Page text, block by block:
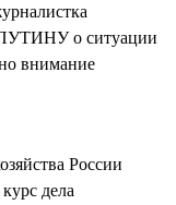
ПУТИНУ о ситуации
внимание
России
дела